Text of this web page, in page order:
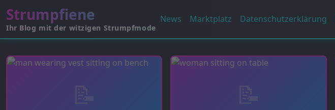
Strumpfiene
Ihr Blog mit der witzigen Strumpfmode
News Marktplatz Datenschutzerklärung